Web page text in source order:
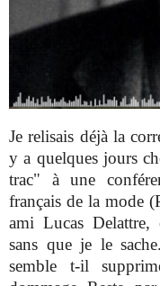
Je relisais déjà la
y a quelques jours
trac" à une
français de la mode
ami Lucas Delattre,
sans que je le
semble t-il